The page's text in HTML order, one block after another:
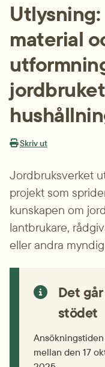
material
Skriv ut
Jordbruksverket
projekt som
kunskapen om
lantbrukare,
eller andra
Det
stödet
mellan den 17